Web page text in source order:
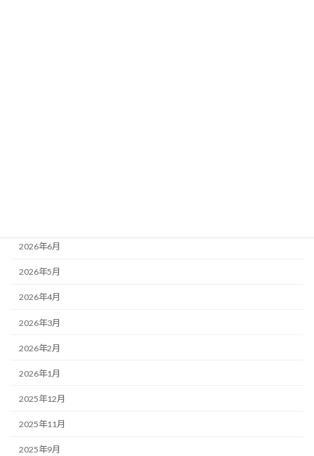
2026年6月
2026年5月
2026年4月
2026年3月
2026年2月
2026年1月
2025年12月
2025年11月
2025年9月